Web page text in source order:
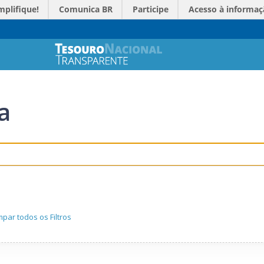
Comunica BR Participe Acesso à
todos os Filtros